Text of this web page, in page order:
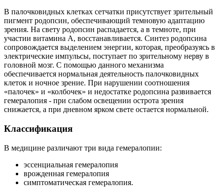
В палочковидных клетках сетчатки присутствует зрительный
пигмент родопсин, обеспечивающий темновую адаптацию
зрения. На свету родопсин распадается, а в темноте, при
участии витамина А, восстанавливается. Синтез родопсина
сопровождается выделением энергии, которая, преобразуясь в
электрические импульсы, поступает по зрительному нерву в
головной мозг. С помощью данного механизма
обеспечивается нормальная деятельность палочковидных
клеток и ночное зрение. При нарушении соотношения
«палочек» и «колбочек» и недостатке родопсина развивается
гемералопия - при слабом освещении острота зрения
снижается, а при дневном ярком свете остается нормальной.
Классификация
В медицине различают три вида гемералопии:
эссенциальная гемералопия
врожденная гемералопия
симптоматическая гемералопия.